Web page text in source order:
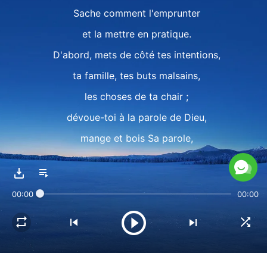
Sache comment l'emprunter
et la mettre en pratique.
D'abord, mets de côté tes intentions,
ta famille, tes buts malsains,
les choses de ta chair ;
dévoue-toi à la parole de Dieu,
mange et bois Sa parole,
cherche Sa volonté, Sa vérité.
de la poursuite de la vérité.
00:00 00:00